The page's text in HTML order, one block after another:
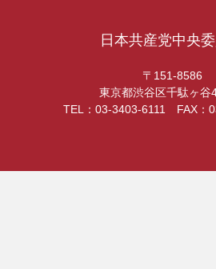
日本共産党中央
〒151-8586
東京都渋谷区千駄ヶ谷
TEL：03-3403-6111 FAX：